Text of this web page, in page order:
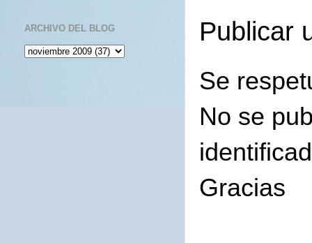
Publicar
Se
No se
Gracias
ARCHIVO DEL BLOG